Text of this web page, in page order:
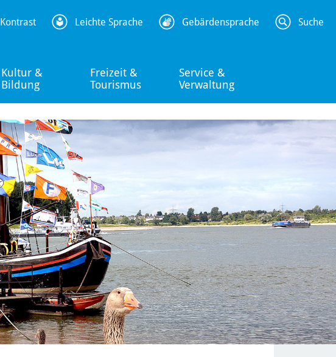
Kultur &
Bildung
Freizeit &
Tourismus
Service &
Verwaltung
Kontrast Leichte Sprache Gebärdensprache Suche